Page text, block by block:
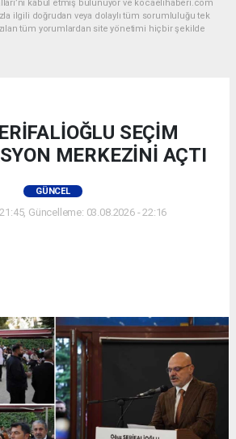
kabul etmiş bulunuyor ve kocaelihaberi.com
ilgili doğrudan veya dolaylı tüm sorumluluğu tek
tüm yorumlardan site yönetimi hiçbir şekilde
SEÇİM
MERKEZİNİ AÇTI
GÜNCEL
Güncelleme: 03.08.2026 - 22:16